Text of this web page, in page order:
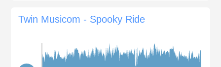
Twin Musicom - Spooky Ride